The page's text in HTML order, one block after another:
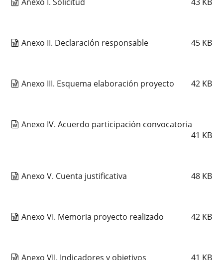
Anexo II. Declaración responsable 45 KB
Anexo III. Esquema elaboración proyecto 42 KB
Anexo IV. Acuerdo participación convocatoria
41 KB
Anexo V. Cuenta justificativa 48 KB
Anexo VI. Memoria proyecto realizado 42 KB
Anexo VII. Indicadores y objetivos 41 KB